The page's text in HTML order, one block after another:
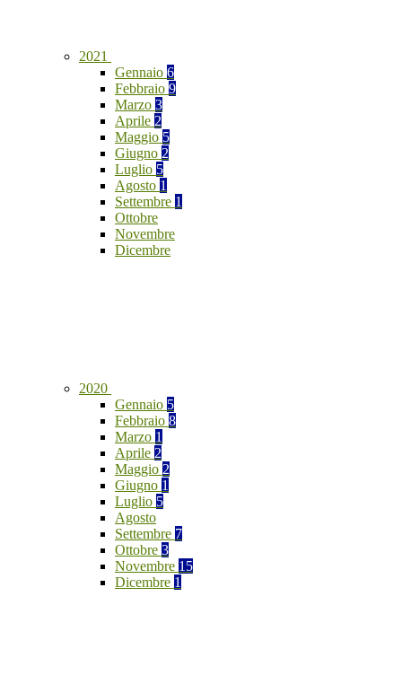
2021
Gennaio 6
Febbraio 9
Marzo 3
Aprile 2
Maggio 5
Giugno 2
Luglio 5
Agosto 1
Settembre 1
Ottobre
Novembre
Dicembre
2020
Gennaio 5
Febbraio 8
Marzo 1
Aprile 2
Maggio 2
Giugno 1
Luglio 5
Agosto
Settembre 7
Ottobre 3
Novembre 15
Dicembre 1